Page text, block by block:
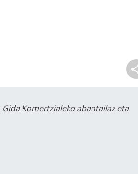
Gida Komertzialeko abantailaz eta